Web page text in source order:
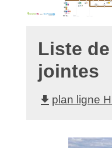
Liste
jointes
file_download plan ligne